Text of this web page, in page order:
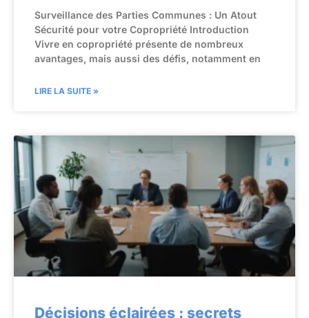
Surveillance des Parties Communes : Un Atout
Sécurité pour votre Copropriété Introduction
Vivre en copropriété présente de nombreux
avantages, mais aussi des défis, notamment en
LIRE LA SUITE »
Décisions éclairées : secrets